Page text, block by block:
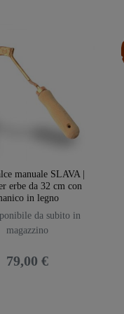
manuale SLAVA |
erbe da 32 cm con
in legno
da subito in
magazzino
79,00 €